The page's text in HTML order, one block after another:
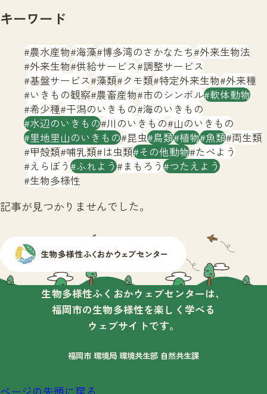
文字サイズ 小 中 大
生物多様性ふくおかウェブセンターとは
サイトマップ
キーワード
農水産物 海藻 博多湾のさかなたち 外来生物法
外来生物 供給サービス 調整サービス
基盤サービス 藻類 クモ類 特定外来生物 外来種
いきもの観察 農畜産物 市のシンボル 軟体動物
希少種 干潟のいきもの 海のいきもの
水辺のいきもの 川のいきもの 山のいきもの
里地里山のいきもの 昆虫 鳥類 植物 魚類 両生類
甲殻類 哺乳類 は虫類 その他動物 たべよう
えらぼう ふれよう まもろう つたえよう
生物多様性
記事が見つかりませんでした。
生物多様性ふくおかウェブセンターは、
福岡市の生物多様性を楽しく学べる
ウェブサイトです。
福岡市 環境局 環境共生部 自然共生課